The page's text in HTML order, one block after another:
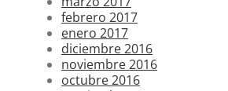
febrero 2017
enero 2017
diciembre 2016
noviembre 2016
octubre 2016